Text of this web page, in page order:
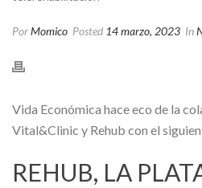
PorMomico Posted 14 marzo, 2023 In
Vida Económica hace eco de la
Vital&Clinic y Rehub con el
REHUB, LA